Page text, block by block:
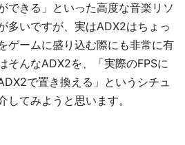
できる」といった高度な音楽リソ
多いですが、実はADX2はちょっ
ゲームに盛り込む際にも非常に有
そんなADX2を、「実際のFPSに
で置き換える」というシチュ
してみようと思います。